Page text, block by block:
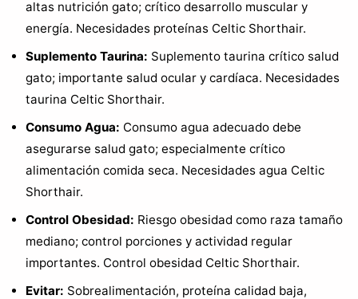
altas nutrición gato; crítico desarrollo muscular y
energía. Necesidades proteínas Celtic Shorthair.
Suplemento Taurina: Suplemento taurina crítico salud
gato; importante salud ocular y cardíaca. Necesidades
taurina Celtic Shorthair.
Consumo Agua: Consumo agua adecuado debe
asegurarse salud gato; especialmente crítico
alimentación comida seca. Necesidades agua Celtic
Shorthair.
Control Obesidad: Riesgo obesidad como raza tamaño
mediano; control porciones y actividad regular
importantes. Control obesidad Celtic Shorthair.
Evitar: Sobrealimentación, proteína calidad baja,